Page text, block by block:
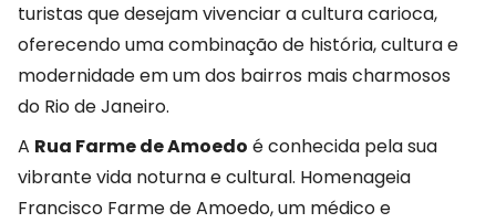
turistas que desejam vivenciar a cultura carioca,
oferecendo uma combinação de história, cultura e
modernidade em um dos bairros mais charmosos
do Rio de Janeiro.
A Rua Farme de Amoedo é conhecida pela sua
vibrante vida noturna e cultural. Homenageia
Francisco Farme de Amoedo, um médico e